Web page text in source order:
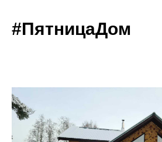
#ПятницаДом